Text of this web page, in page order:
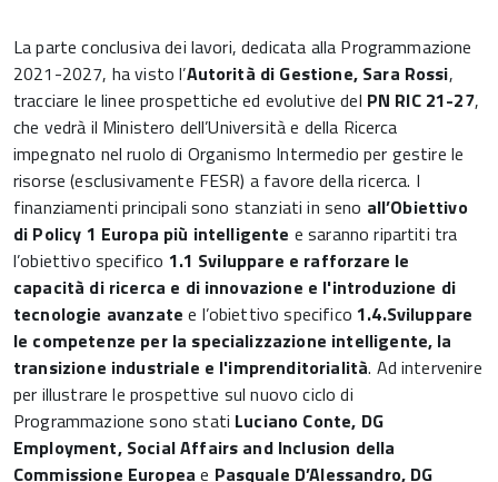
La parte conclusiva dei lavori, dedicata alla Programmazione
2021-2027, ha visto l’Autorità di Gestione, Sara Rossi,
tracciare le linee prospettiche ed evolutive del PN RIC 21-27,
che vedrà il Ministero dell’Università e della Ricerca
impegnato nel ruolo di Organismo Intermedio per gestire le
risorse (esclusivamente FESR) a favore della ricerca. I
finanziamenti principali sono stanziati in seno all’Obiettivo
di Policy 1 Europa più intelligente e saranno ripartiti tra
l’obiettivo specifico 1.1 Sviluppare e rafforzare le
capacità di ricerca e di innovazione e l'introduzione di
tecnologie avanzate e l’obiettivo specifico1.4.Sviluppare
le competenze per la specializzazione intelligente, la
transizione industriale e l'imprenditorialità. Ad intervenire
per illustrare le prospettive sul nuovo ciclo di
Programmazione sono stati Luciano Conte, DG
Employment, Social Affairs and Inclusion della
Commissione Europea e Pasquale D’Alessandro, DG